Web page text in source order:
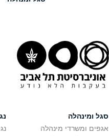
סגל ומינהלה
אגפים ומשרדי מינהלה